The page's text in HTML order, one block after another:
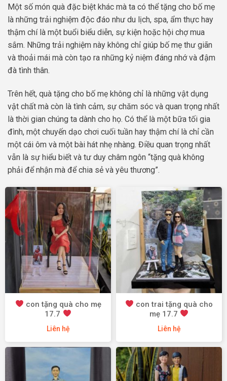
Một số món quà đặc biệt khác mà ta có thể tặng cho bố mẹ
là những trải nghiệm độc đáo như du lịch, spa, ẩm thực hay
thậm chí là một buổi biểu diễn, sự kiện hoặc hội chợ mua
sắm. Những trải nghiệm này không chỉ giúp bố mẹ thư giãn
và thoải mái mà còn tạo ra những kỷ niệm đáng nhớ và đậm
đà tình thân.
Trên hết, quà tặng cho bố mẹ không chỉ là những vật dụng
vật chất mà còn là tình cảm, sự chăm sóc và quan trọng nhất
là thời gian chúng ta dành cho họ. Có thể là một bữa tối gia
đình, một chuyến dạo chơi cuối tuần hay thậm chí là chỉ cần
một cái ôm và một bài hát nhẹ nhàng. Điều quan trọng nhất
vẫn là sự hiểu biết và tư duy châm ngôn “tặng quà không
phải để nhận mà để chia sẻ và yêu thương”.
con tặng quà cho mẹ
17.7
Liên hệ
con trai tặng quà cho
mẹ 17.7
Liên hệ